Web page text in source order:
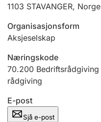
1103 STAVANGER, Norge
Organisasjonsform
Aksjeselskap
Næringskode
70.200
rådgiving
E-post
Sjå e-post